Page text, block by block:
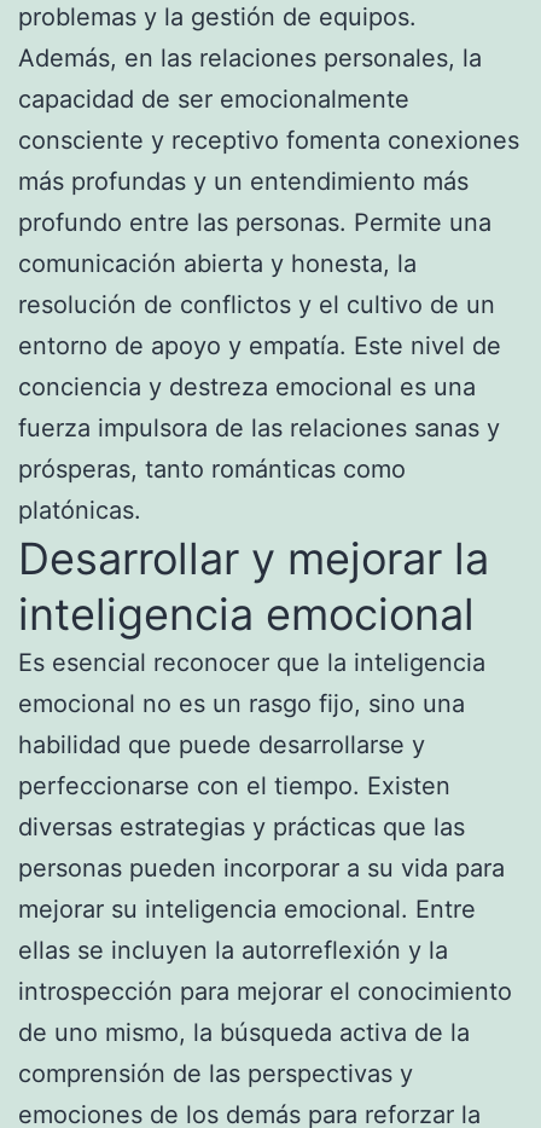
problemas y la gestión de equipos.
Además, en las relaciones personales, la
capacidad de ser emocionalmente
consciente y receptivo fomenta conexiones
más profundas y un entendimiento más
profundo entre las personas. Permite una
comunicación abierta y honesta, la
resolución de conflictos y el cultivo de un
entorno de apoyo y empatía. Este nivel de
conciencia y destreza emocional es una
fuerza impulsora de las relaciones sanas y
prósperas, tanto románticas como
platónicas.
Desarrollar y mejorar la
inteligencia emocional
Es esencial reconocer que la inteligencia
emocional no es un rasgo fijo, sino una
habilidad que puede desarrollarse y
perfeccionarse con el tiempo. Existen
diversas estrategias y prácticas que las
personas pueden incorporar a su vida para
mejorar su inteligencia emocional. Entre
ellas se incluyen la autorreflexión y la
introspección para mejorar el conocimiento
de uno mismo, la búsqueda activa de la
comprensión de las perspectivas y
emociones de los demás para reforzar la